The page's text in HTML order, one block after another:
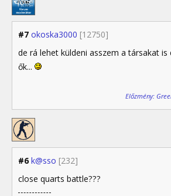
#7 okoska3000 [12750]
de rá lehet küldeni asszem a társakat
ők...
Előzmény:
#6 k@sso [232]
close quarts battle???